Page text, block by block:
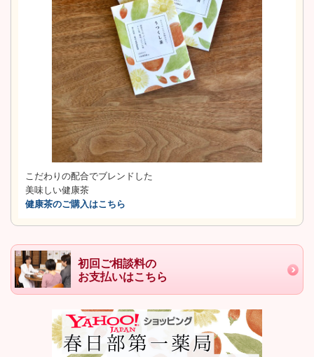
こだわりの配合でブレンドした
美味しい健康茶
健康茶のご購入はこちら
初回ご相談料の
お支払いはこちら